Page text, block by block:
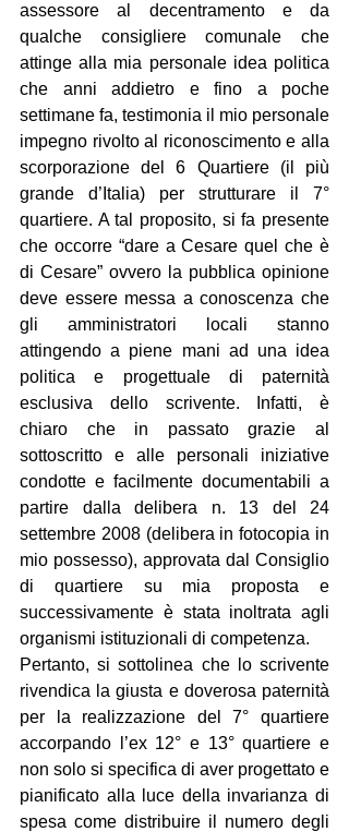
assessore al decentramento e da
qualche consigliere comunale che
attinge alla mia personale idea politica
che anni addietro e fino a poche
settimane fa, testimonia il mio personale
impegno rivolto al riconoscimento e alla
scorporazione del 6 Quartiere (il più
grande d’Italia) per strutturare il 7°
quartiere. A tal proposito, si fa presente
che occorre “dare a Cesare quel che è
di Cesare” ovvero la pubblica opinione
deve essere messa a conoscenza che
gli amministratori locali stanno
attingendo a piene mani ad una idea
politica e progettuale di paternità
esclusiva dello scrivente. Infatti, è
chiaro che in passato grazie al
sottoscritto e alle personali iniziative
condotte e facilmente documentabili a
partire dalla delibera n. 13 del 24
settembre 2008 (delibera in fotocopia in
mio possesso), approvata dal Consiglio
di quartiere su mia proposta e
successivamente è stata inoltrata agli
organismi istituzionali di competenza.
Pertanto, si sottolinea che lo scrivente
rivendica la giusta e doverosa paternità
per la realizzazione del 7° quartiere
accorpando l’ex 12° e 13° quartiere e
non solo si specifica di aver progettato e
pianificato alla luce della invarianza di
spesa come distribuire il numero degli